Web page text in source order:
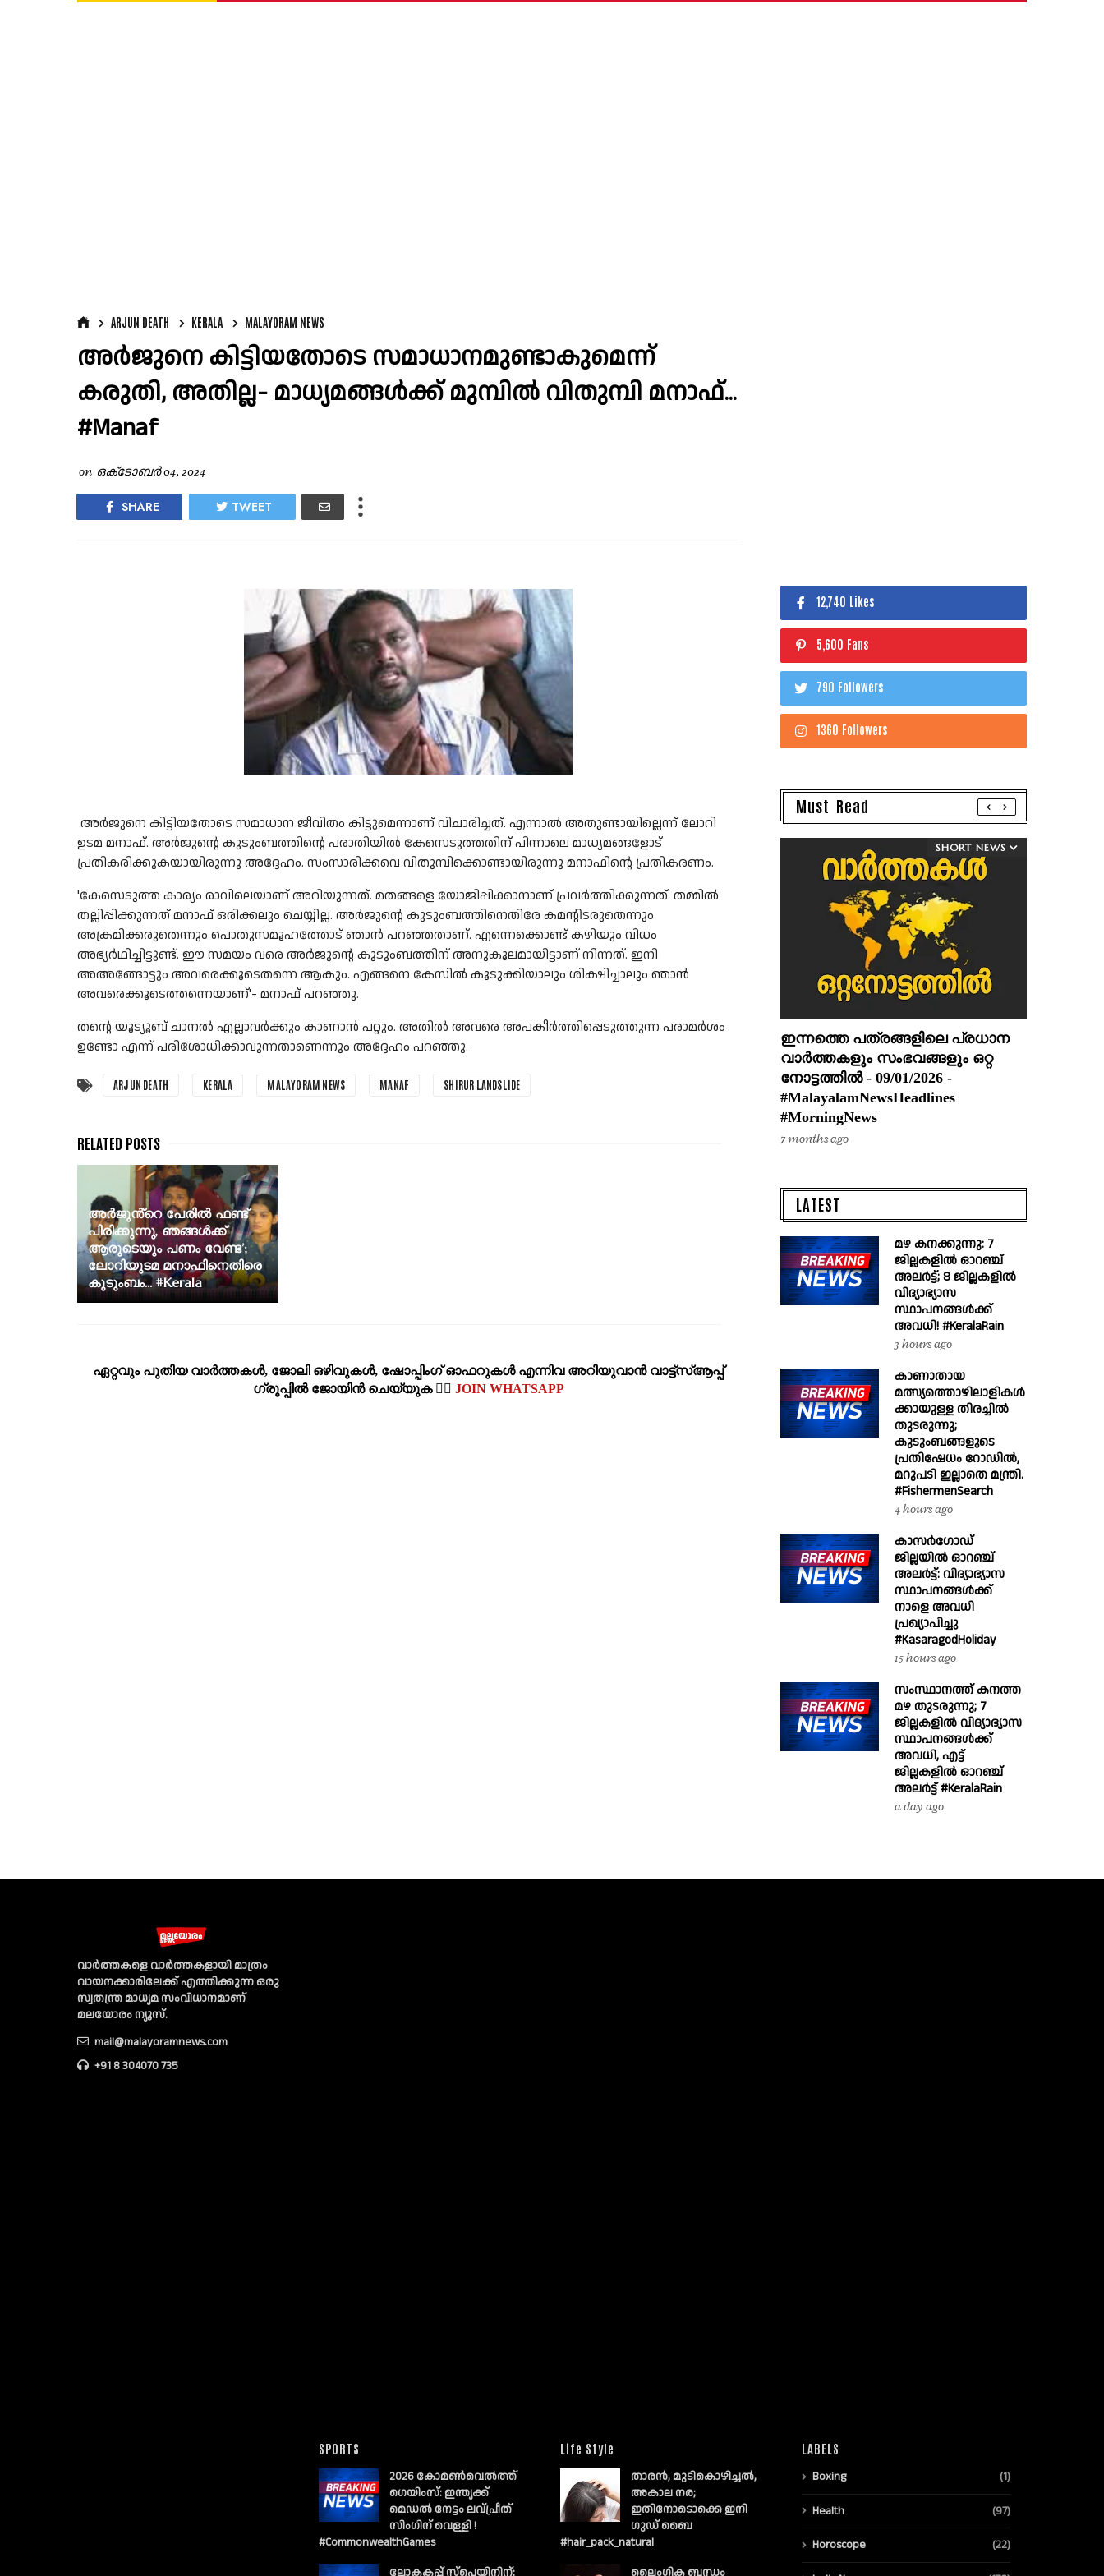
ARJUN DEATH KERALA MALAYORAM NEWS
അർജുനെ കിട്ടിയതോടെ സമാധാനമുണ്ടാകുമെന്ന്
കരുതി, അതില്ല- മാധ്യമങ്ങൾക്ക് മുമ്പിൽ വിതുമ്പി മനാഫ്...
#Manaf
on ഒക്‌ടോബർ 04, 2024
SHARE TWEET
അർജുനെ കിട്ടിയതോടെ സമാധാന ജീവിതം കിട്ടുമെന്നാണ് വിചാരിച്ചത്. എന്നാൽ അതുണ്ടായില്ലെന്ന് ലോറി
ഉടമ മനാഫ്. അർജുന്റെ കുടുംബത്തിന്റെ പരാതിയിൽ കേസെടുത്തതിന് പിന്നാലെ മാധ്യമങ്ങളോട്
പ്രതികരിക്കുകയായിരുന്നു അദ്ദേഹം. സംസാരിക്കവെ വിതുമ്പിക്കൊണ്ടായിരുന്നു മനാഫിന്റെ പ്രതികരണം.
'കേസെടുത്ത കാര്യം രാവിലെയാണ് അറിയുന്നത്. മതങ്ങളെ യോജിപ്പിക്കാനാണ് പ്രവർത്തിക്കുന്നത്. തമ്മിൽ
തല്ലിപ്പിക്കുന്നത് മനാഫ് ഒരിക്കലും ചെയ്യില്ല. അർജുന്റെ കുടുംബത്തിനെതിരേ കമന്റിടരുതെന്നും
അക്രമിക്കരുതെന്നും പൊതുസമൂഹത്തോട് ഞാൻ പറഞ്ഞതാണ്. എന്നെക്കൊണ്ട് കഴിയും വിധം
അഭ്യർഥിച്ചിട്ടുണ്ട്. ഈ സമയം വരെ അർജുന്റെ കുടുംബത്തിന് അനുകൂലമായിട്ടാണ് നിന്നത്. ഇനി
അഅങ്ങോട്ടും അവരെക്കൂടെതന്നെ ആകും. എങ്ങനെ കേസിൽ കൂടുക്കിയാലും ശിക്ഷിച്ചാലും ഞാൻ
അവരെക്കൂടെത്തന്നെയാണ്'- മനാഫ് പറഞ്ഞു.
തന്റെ യൂട്യൂബ് ചാനൽ എല്ലാവർക്കും കാണാൻ പറ്റും. അതിൽ അവരെ അപകീർത്തിപ്പെടുത്തുന്ന പരാമർശം
ഉണ്ടോ എന്ന് പരിശോധിക്കാവുന്നതാണെന്നും അദ്ദേഹം പറഞ്ഞു.
ARJUN DEATH KERALA MALAYORAM NEWS MANAF SHIRUR LANDSLIDE
അർജുൻ്റെ പേരിൽ ഫണ്ട്
പിരിക്കുന്നു, ഞങ്ങൾക്ക്
ആരുടെയും പണം വേണ്ട’;
ലോറിയുടമ മനാഫിനെതിരെ
കുടുംബം... #Kerala
ഏറ്റവും പുതിയ വാര്‍ത്തകള്‍, ജോലി ഒഴിവുകള്‍, ഷോപ്പിംഗ്‌ ഓഫറുകള്‍ എന്നിവ അറിയുവാന്‍ വാട്ട്സ്ആപ്പ്
ഗ്രൂപ്പില്‍ ജോയിന്‍ ചെയ്യുക 👉🏽 JOIN WHATSAPP
12,740 Likes
5,600 Fans
790 Followers
1360 Followers
Must Read
SHORT NEWS
ഇന്നത്തെ പത്രങ്ങളിലെ പ്രധാന
വാർത്തകളും സംഭവങ്ങളും ഒറ്റ
നോട്ടത്തിൽ - 09/01/2026 -
#MalayalamNewsHeadlines
#MorningNews
7 months ago
LATEST
മഴ കനക്കുന്നു: 7
ജില്ലകളിൽ ഓറഞ്ച്
അലർട്ട്; 8 ജില്ലകളിൽ
വിദ്യാഭ്യാസ
സ്ഥാപനങ്ങൾക്ക്
അവധി! #KeralaRain
3 hours ago
കാണാതായ
മത്സ്യത്തൊഴിലാളികൾ
ക്കായുള്ള തിരച്ചിൽ
തുടരുന്നു;
കുടുംബങ്ങളുടെ
പ്രതിഷേധം റോഡിൽ,
മറുപടി ഇല്ലാതെ മന്ത്രി.
#FishermenSearch
4 hours ago
കാസർഗോഡ്
ജില്ലയിൽ ഓറഞ്ച്
അലർട്ട്: വിദ്യാഭ്യാസ
സ്ഥാപനങ്ങൾക്ക്
നാളെ അവധി
പ്രഖ്യാപിച്ചു
#KasaragodHoliday
15 hours ago
സംസ്ഥാനത്ത് കനത്ത
മഴ തുടരുന്നു; 7
ജില്ലകളിൽ വിദ്യാഭ്യാസ
സ്ഥാപനങ്ങൾക്ക്
അവധി, എട്ട്
ജില്ലകളിൽ ഓറഞ്ച്
അലർട്ട് #KeralaRain
a day ago
വാര്‍ത്തകളെ വാര്‍ത്തകളായി മാത്രം
വായനക്കാരിലേക്ക് എത്തിക്കുന്ന ഒരു
സ്വതന്ത്ര മാധ്യമ സംവിധാനമാണ്
മലയോരം ന്യൂസ്‌.
mail@malayoramnews.com
+91 8 304070 735
SPORTS
2026 കോമൺവെൽത്ത്
ഗെയിംസ്: ഇന്ത്യക്ക്
മെഡൽ നേട്ടം ലവ്പ്രീത്
സിംഗിന് വെള്ളി !
#CommonwealthGames
ലോകകപ്പ് സ്പെയിനിന്;
Life Style
താരൻ, മുടികൊഴിച്ചൽ,
അകാല നര;
ഇതിനോടൊക്കെ ഇനി
ഗുഡ് ബൈ
#hair_pack_natural
ലൈംഗിക ബന്ധം
LABELS
Boxing (1)
Health (97)
Horoscope (22)